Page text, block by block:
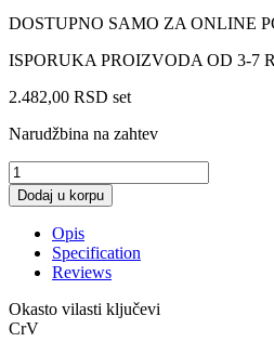
DOSTUPNO SAMO ZA ONLINE
ISPORUKA PROIZVODA OD 3-7
2.482,00 RSD set
Narudžbina na zahtev
Kombinovani
ključevi
8-
delni
Tolsen
(15159)
8-
19mm
Dodaj u korpu
Opis
Specification
Reviews
Okasto vilasti ključevi
CrV